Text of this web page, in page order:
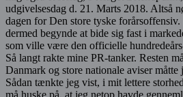
udgivelsesdag d. 21. Marts 2018. Altså
dagen for Den store tyske
dermed begynde at bide sig fast i
som ville være den officielle
Så langt rakte mine PR-tanker. Resten
Danmark og store nationale aviser
Sådan tænkte jeg vist, i mit lettere
må huske på, at jeg netop havde